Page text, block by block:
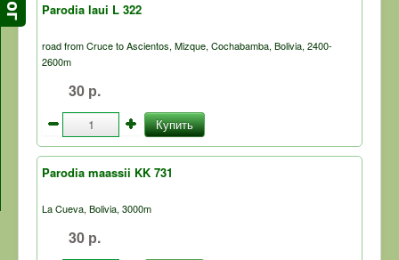
Parodia laui L 322
road from Cruce to Ascientos, Mizque, Cochabamba, Bolivia, 2400-
2600m
30 р.
Купить
Parodia maassii KK 731
La Cueva, Bolivia, 3000m
30 р.